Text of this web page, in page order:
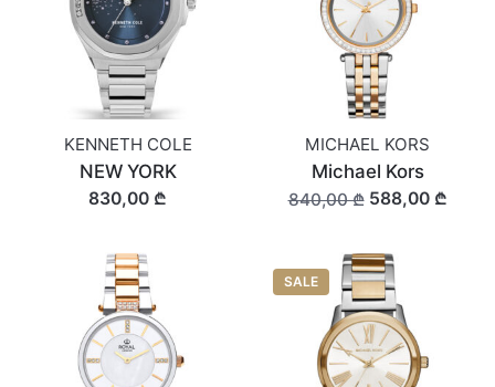
KENNETH COLE
NEW YORK
830,00 ₾
MICHAEL KORS
Michael Kors
840,00 ₾588,00 ₾
SALE